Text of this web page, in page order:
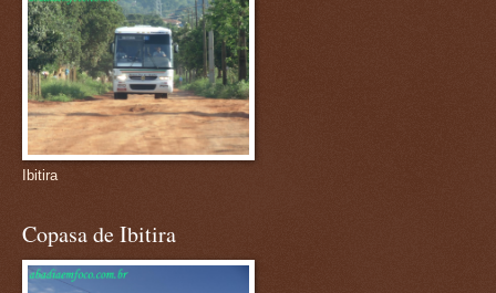
Ibitira
Copasa de Ibitira